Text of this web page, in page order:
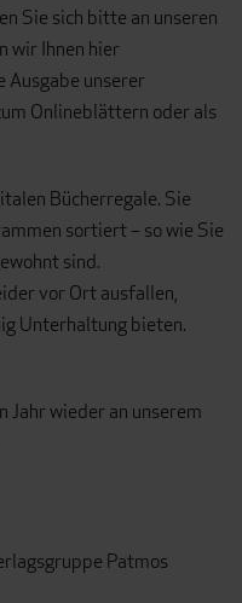
Sie sich bitte an unseren
wir Ihnen hier
Ausgabe unserer
Onlineblättern oder als
Bücherregale. Sie
sortiert – so wie Sie
sind.
vor Ort ausfallen,
Unterhaltung bieten.
Jahr wieder an unserem
Patmos